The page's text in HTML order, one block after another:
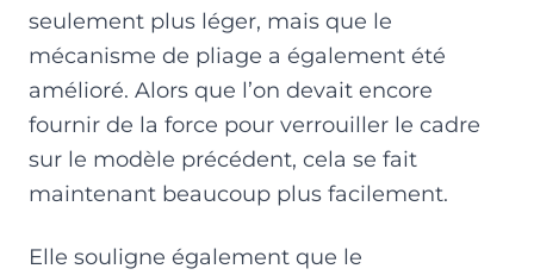
seulement plus léger, mais que le
mécanisme de pliage a également été
amélioré. Alors que l’on devait encore
fournir de la force pour verrouiller le cadre
sur le modèle précédent, cela se fait
maintenant beaucoup plus facilement.
Elle souligne également que le